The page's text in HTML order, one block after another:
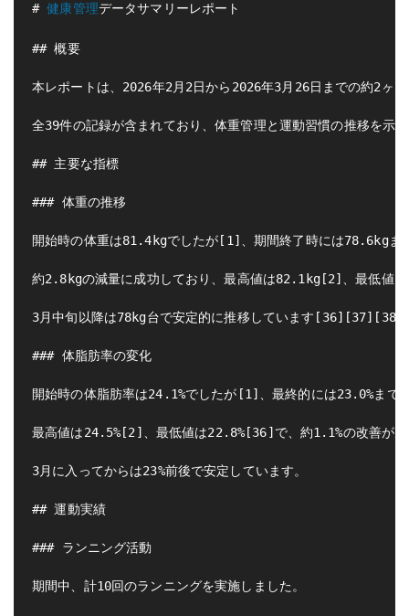
# 健康管理データサマリーレポート
## 概要
本レポートは、2026年2月2日から2026年3月26日までの約2ヶ
全39件の記録が含まれており、体重管理と運動習慣の推移を示
## 主要な指標
### 体重の推移
開始時の体重は81.4kgでしたが[1]、期間終了時には78.6kgま
約2.8kgの減量に成功しており、最高値は82.1kg[2]、最低値
3月中旬以降は78kg台で安定的に推移しています
### 体脂肪率の変化
開始時の体脂肪率は24.1%でしたが[1]、最終的には23.0%ま
最高値は24.5%[2]、最低値は22.8%[36]で、約1.1%の改善が見
3月に入ってからは23%前後で安定しています。
## 運動実績
### ランニング活動
期間中、計10回のランニングを実施しました。